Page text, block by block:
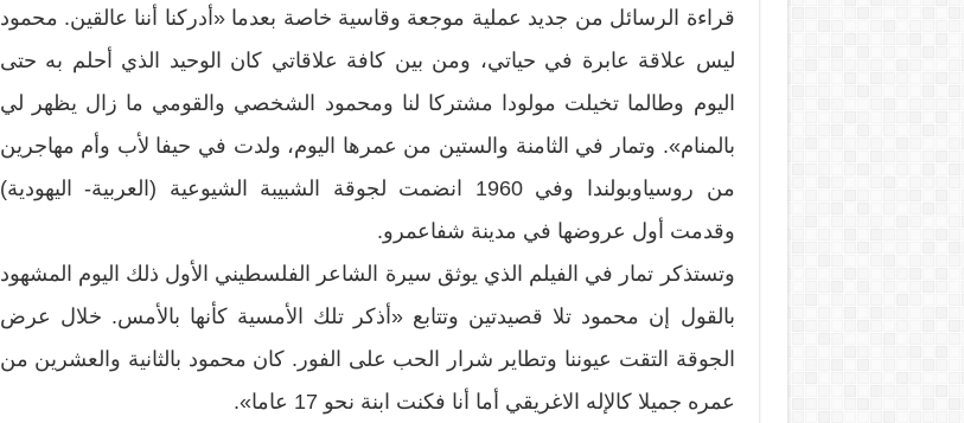
قراءة الرسائل من جديد عملية موجعة وقاسية خاصة بعدما «أدركنا أننا عالقين. محمود
ليس علاقة عابرة في حياتي، ومن بين كافة علاقاتي كان الوحيد الذي أحلم به حتى
اليوم وطالما تخيلت مولودا مشتركا لنا ومحمود الشخصي والقومي ما زال يظهر لي
بالمنام». وتمار في الثامنة والستين من عمرها اليوم، ولدت في حيفا لأب وأم مهاجرين
من روسياوبولندا وفي 1960 انضمت لجوقة الشبيبة الشيوعية (العربية- اليهودية)
وقدمت أول عروضها في مدينة شفاعمرو.
وتستذكر تمار في الفيلم الذي يوثق سيرة الشاعر الفلسطيني الأول ذلك اليوم المشهود
بالقول إن محمود تلا قصيدتين وتتابع «أذكر تلك الأمسية كأنها بالأمس. خلال عرض
الجوقة التقت عيوننا وتطاير شرار الحب على الفور. كان محمود بالثانية والعشرين من
عمره جميلا كالإله الاغريقي أما أنا فكنت ابنة نحو 17 عاما».